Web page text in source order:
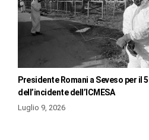
Presidente Romani a Seveso per il
dell’incidente dell’ICMESA
Luglio 9, 2026